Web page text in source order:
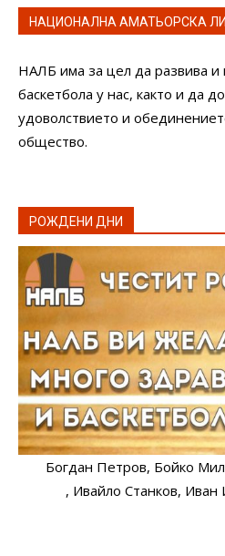
НАЦИОНАЛНА АМАТЬОРСКА
НАЛБ има за цел да развива и
баскетбола у нас, както и да
удоволствието и
общество.
РОЖДЕНИ ДНИ
Богдан Петров, Бойко
, Ивайло Станков, Иван